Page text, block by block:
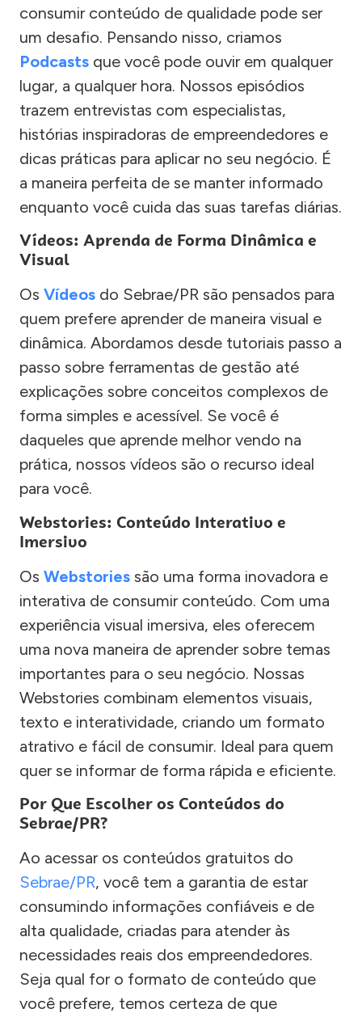
consumir conteúdo de qualidade pode ser
um desafio. Pensando nisso, criamos
Podcasts que você pode ouvir em qualquer
lugar, a qualquer hora. Nossos episódios
trazem entrevistas com especialistas,
histórias inspiradoras de empreendedores e
dicas práticas para aplicar no seu negócio. É
a maneira perfeita de se manter informado
enquanto você cuida das suas tarefas diárias.
Vídeos: Aprenda de Forma Dinâmica e
Visual
Os Vídeos do Sebrae/PR são pensados para
quem prefere aprender de maneira visual e
dinâmica. Abordamos desde tutoriais passo a
passo sobre ferramentas de gestão até
explicações sobre conceitos complexos de
forma simples e acessível. Se você é
daqueles que aprende melhor vendo na
prática, nossos vídeos são o recurso ideal
para você.
Webstories: Conteúdo Interativo e
Imersivo
Os Webstories são uma forma inovadora e
interativa de consumir conteúdo. Com uma
experiência visual imersiva, eles oferecem
uma nova maneira de aprender sobre temas
importantes para o seu negócio. Nossas
Webstories combinam elementos visuais,
texto e interatividade, criando um formato
atrativo e fácil de consumir. Ideal para quem
quer se informar de forma rápida e eficiente.
Por Que Escolher os Conteúdos do
Sebrae/PR?
Ao acessar os conteúdos gratuitos do
Sebrae/PR, você tem a garantia de estar
consumindo informações confiáveis e de
alta qualidade, criadas para atender às
necessidades reais dos empreendedores.
Seja qual for o formato de conteúdo que
você prefere, temos certeza de que